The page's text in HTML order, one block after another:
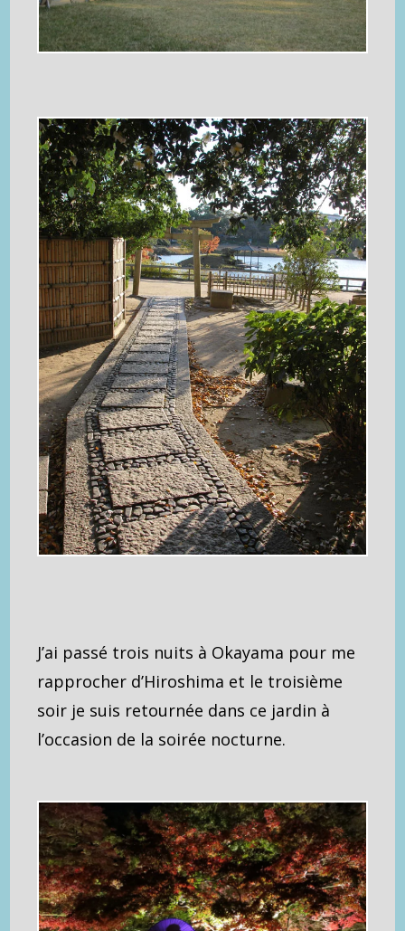
J’ai passé trois nuits à Okayama pour me
rapprocher d’Hiroshima et le troisième
soir je suis retournée dans ce jardin à
l’occasion de la soirée nocturne.